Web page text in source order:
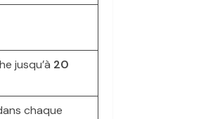
jusqu’à 20
chaque